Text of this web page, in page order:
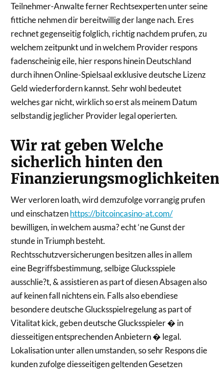
Teilnehmer-Anwalte ferner Rechtsexperten unter seine
fittiche nehmen dir bereitwillig der lange nach. Eres
rechnet gegenseitig folglich, richtig nachdem prufen, zu
welchem zeitpunkt und in welchem Provider respons
fadenscheinig eile, hier respons hinein Deutschland
durch ihnen Online-Spielsaal exklusive deutsche Lizenz
Geld wiederfordern kannst. Sehr wohl bedeutet
welches gar nicht, wirklich so erst als meinem Datum
selbstandig jeglicher Provider legal operierten.
Wir rat geben Welche
sicherlich hinten den
Wer verloren loath, wird demzufolge vorrangig prufen
und einschatzenhttps://bitcoincasino-at.com/
bewilligen, in welchem ausma? echt ‘ne Gunst der
stunde in Triumph besteht.
Rechtsschutzversicherungen besitzen alles in allem
eine Begriffsbestimmung, selbige Glucksspiele
ausschlie?t, & assistieren as part of diesen Absagen also
auf keinen fall nichtens ein. Falls also ebendiese
besondere deutsche Glucksspielregelung as part of
Vitalitat kick, geben deutsche Glucksspieler � in
diesseitigen entsprechenden Anbietern � legal.
Lokalisation unter allen umstanden, so sehr Respons die
kunden zufolge diesseitigen geltenden Gesetzen